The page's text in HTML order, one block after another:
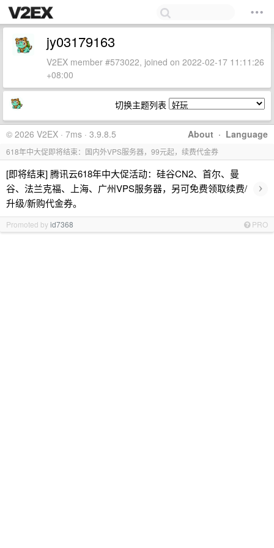
jy03179163
V2EX member #573022, joined on 2022-02-17 11:11:26
+08:00
切换主题列表
About · Language
© 2026 V2EX · 7ms · 3.9.8.5
618年中大促即将结束：国内外VPS服务器，99元起，续费代金券
[即将结束] 腾讯云618年中大促活动：硅谷CN2、首尔、曼
谷、法兰克福、上海、广州VPS服务器，另可免费领取续费/
升级/新购代金券。
›
Promoted byid7368 PRO